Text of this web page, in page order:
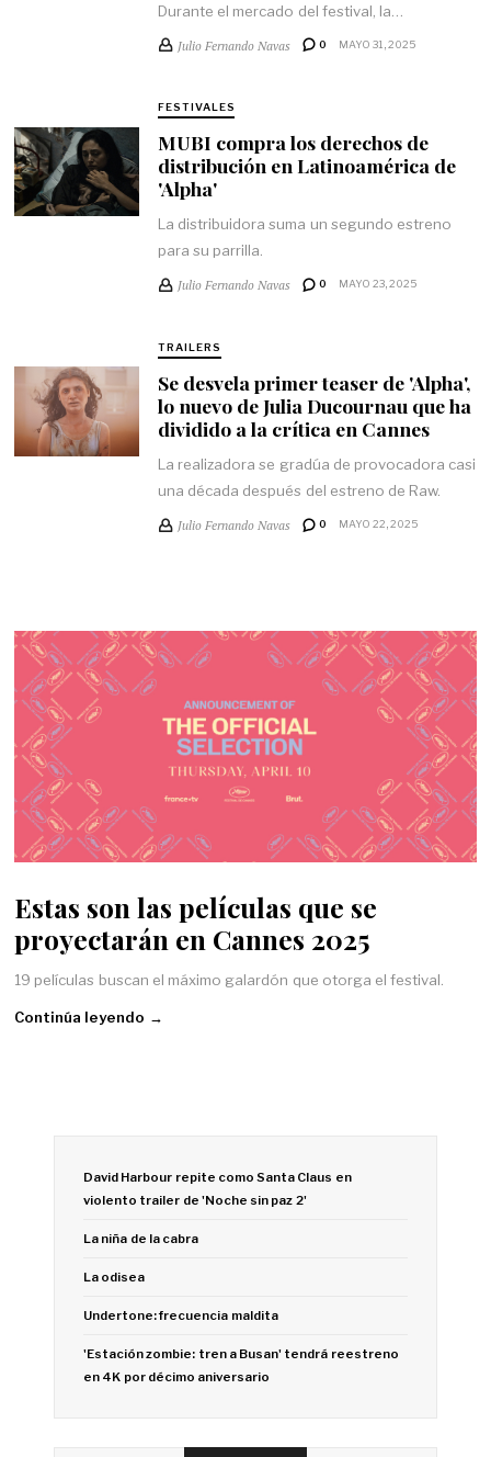
Durante el mercado del festival, la…
Julio Fernando Navas 0 MAYO 31, 2025
FESTIVALES
MUBI compra los derechos de
distribución en Latinoamérica de
'Alpha'
La distribuidora suma un segundo estreno
para su parrilla.
Julio Fernando Navas 0 MAYO 23, 2025
TRAILERS
Se desvela primer teaser de 'Alpha',
lo nuevo de Julia Ducournau que ha
dividido a la crítica en Cannes
La realizadora se gradúa de provocadora casi
una década después del estreno de Raw.
Julio Fernando Navas 0 MAYO 22, 2025
Estas son las películas que se
proyectarán en Cannes 2025
19 películas buscan el máximo galardón que otorga el festival.
Continúa leyendo →
David Harbour repite como Santa Claus en
violento trailer de 'Noche sin paz 2'
La niña de la cabra
La odisea
Undertone: frecuencia maldita
'Estación zombie: tren a Busan' tendrá reestreno
en 4K por décimo aniversario